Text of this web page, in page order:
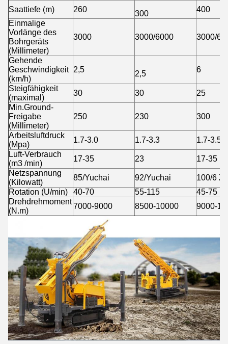
Saattiefe (m) 260 300
400
Einmalige
Vorlänge des
Bohrgeräts
(Millimeter)
3000 3000/6000 3000/
Gehende
Geschwindigkeit
(km/h)
2,5 2,5 6
Steigfähigkeit
(maximal)
30 30
25
Min.Ground-
Freigabe
(Millimeter)
250 230 300
Arbeitsluftdruck
(Mpa)
1.7-3.0 1.7-3.3
1.7-3.5
Luft-Verbrauch
(m3 /min)
17-35 23
17-35
Netzspannung
(Kilowatt)
85/Yuchai 92/Yuchai
100/6
Rotation (U/min)
40-70 55-115
45-75
Drehdrehmoment
(N.m)
7000-9000 8500-10000 9000-